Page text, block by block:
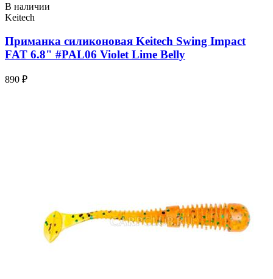
В наличии
Keitech
Приманка силиконовая Keitech Swing Impact
FAT 6.8" #PAL06 Violet Lime Belly
890 ₽